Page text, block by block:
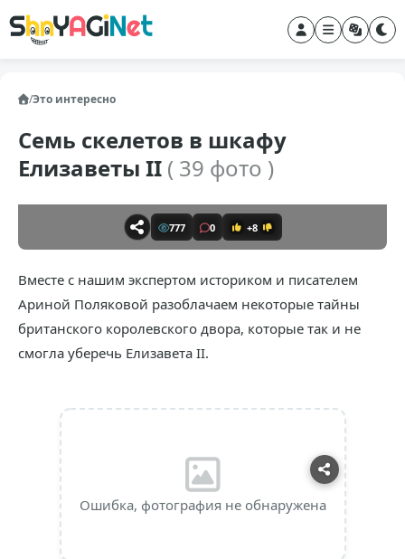
/Это интересно
Семь скелетов в шкафу
Елизаветы II ( 39 фото )
777 0 +8
Вместе с нашим экспертом историком и писателем
Ариной Поляковой разоблачаем некоторые тайны
британского королевского двора, которые так и не
смогла уберечь Елизавета II.
Ошибка, фотография не обнаружена